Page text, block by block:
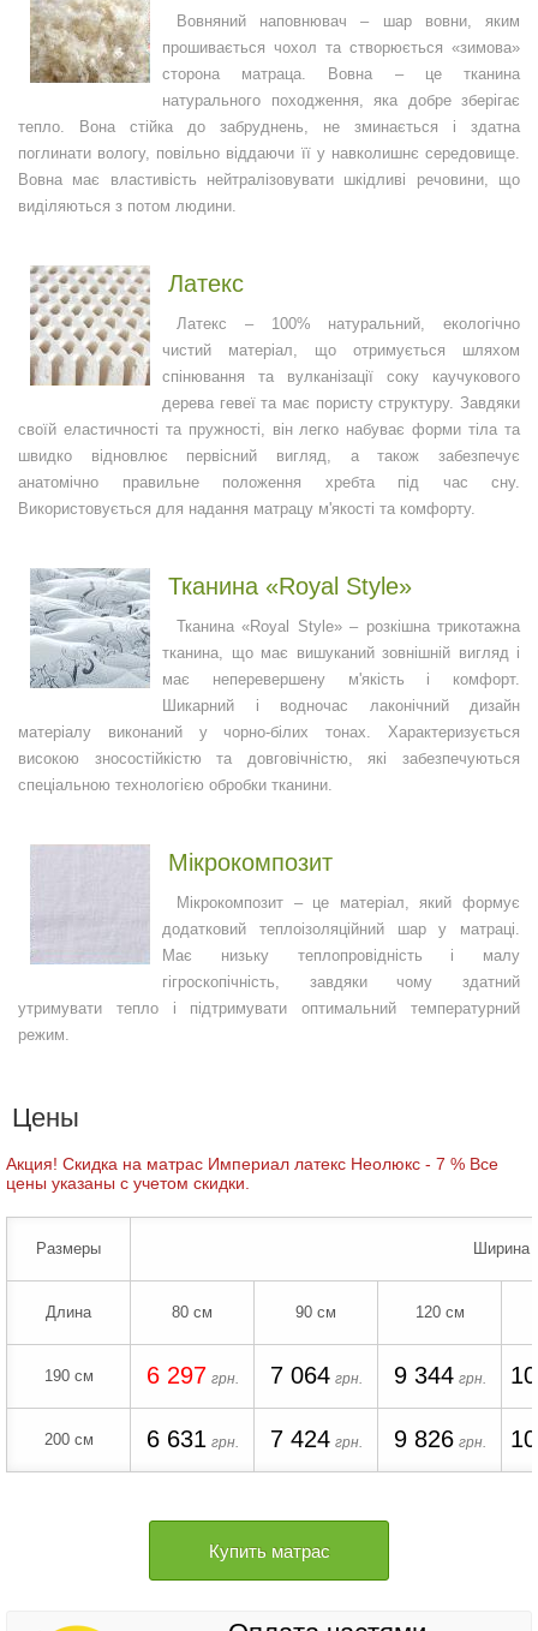
Вовняний наповнювач – шар вовни, яким
прошивається чохол та створюється «зимова»
сторона матраца. Вовна – це тканина
натурального походження, яка добре зберігає
тепло. Вона стійка до забруднень, не зминається і здатна
поглинати вологу, повільно віддаючи її у навколишнє середовище.
Вовна має властивість нейтралізовувати шкідливі речовини, що
виділяються з потом людини.
Латекс
Латекс – 100% натуральний, екологічно
чистий матеріал, що отримується шляхом
спінювання та вулканізації соку каучукового
дерева гевеї та має пористу структуру. Завдяки
своїй еластичності та пружності, він легко набуває форми тіла та
швидко відновлює первісний вигляд, а також забезпечує
анатомічно правильне положення хребта під час сну.
Використовується для надання матрацу м'якості та комфорту.
Тканина «Royal Style»
Тканина «Royal Style» – розкішна трикотажна
тканина, що має вишуканий зовнішній вигляд і
має неперевершену м'якість і комфорт.
Шикарний і водночас лаконічний дизайн
матеріалу виконаний у чорно-білих тонах. Характеризується
високою зносостійкістю та довговічністю, які забезпечуються
спеціальною технологією обробки тканини.
Мікрокомпозит
Мікрокомпозит – це матеріал, який формує
додатковий теплоізоляційний шар у матраці.
Має низьку теплопровідність і малу
гігроскопічність, завдяки чому здатний
утримувати тепло і підтримувати оптимальний температурний
режим.
Цены
Акция! Скидка на матрас Империал латекс Неолюкс - 7 % Все
цены указаны с учетом скидки.
Размеры Ширина
Длина 80 см 90 см 120 см
190 см 6 297 грн. 7 064 грн. 9 344 грн.
200 см 6 631 грн. 7 424 грн. 9 826 грн.
Купить матрас